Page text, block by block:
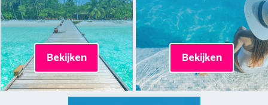
Bekijken Bekijken